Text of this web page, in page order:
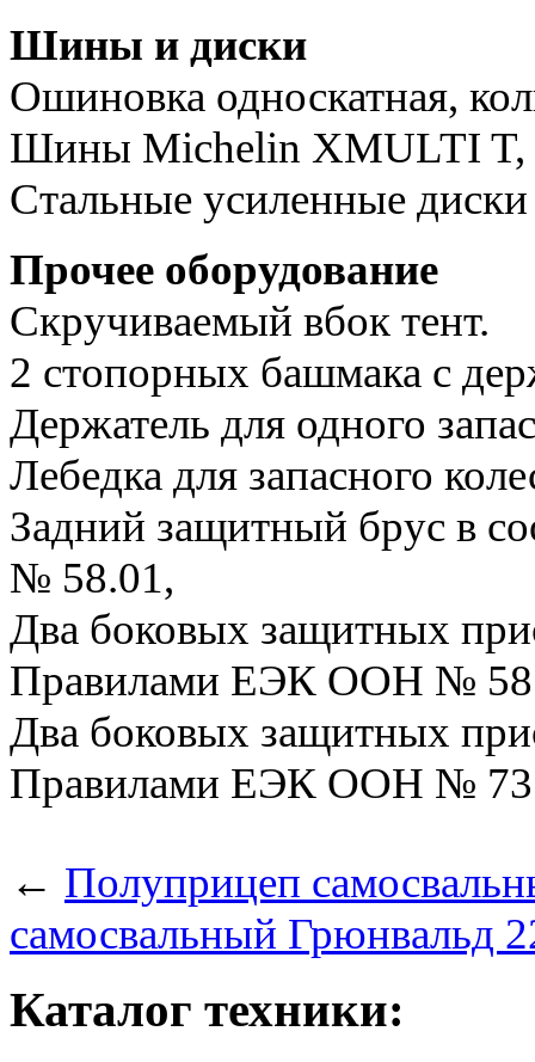
Шины и диски
Ошиновка односкатная,
Шины Michelin XMULTI T,
Стальные усиленные
Прочее оборудование
Скручиваемый вбок тент.
2 стопорных башмака с
Держатель для одного
Лебедка для запасного
Задний защитный брус в
№ 58.01,
Два боковых защитных
Правилами ЕЭК ООН №
Два боковых защитных
Правилами ЕЭК ООН №
← Полуприцеп
самосвальный Грюнвальд
Каталог техники: